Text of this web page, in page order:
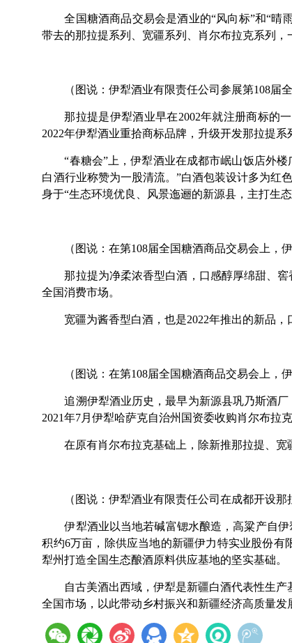
全国糖酒商品交易会是酒业的“风向标”和“晴
带去的那拉提系列、宽疆系列、肖尔布拉克系列，
（图说：伊犁酒业有限责任公司参展第108届
那拉提是伊犁酒业早在2002年就注册商标的
2022年伊犁酒业重拾商标品牌，升级开发那拉提
“春糖会”上，伊犁酒业在成都市岷山饭店外
白酒行业称赞为一股清流。”白酒包装设计多为红
身于“生态环境优良、风景迤逦的新源县，主打生
（图说：在第108届全国糖酒商品交易会上，
那拉提为净柔浓香型白酒，口感醇厚绵甜、
全国消费市场。
宽疆为酱香型白酒，也是2022年推出的新品
（图说：在第108届全国糖酒商品交易会上，
追溯伊犁酒业历史，最早为新源县巩乃斯酒
2021年7月伊犁哈萨克自治州国资委收购肖尔布拉
在原有肖尔布拉克基础上，除新推那拉提、
（图说：伊犁酒业有限责任公司在成都开设
伊犁酒业以当地若碱富锶水酿造，高粱产自
积约6万亩，除供应当地的新疆伊力特实业股份
犁州打造全国生态酿酒原料供应基地的坚实基础。
自古美酒出西域，伊犁是新疆白酒代表性生
全国市场，以此带动乡村振兴和新疆经济高质量发